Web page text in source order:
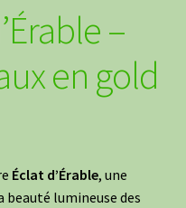
–
en gold
Éclat d’Érable, une
lumineuse des